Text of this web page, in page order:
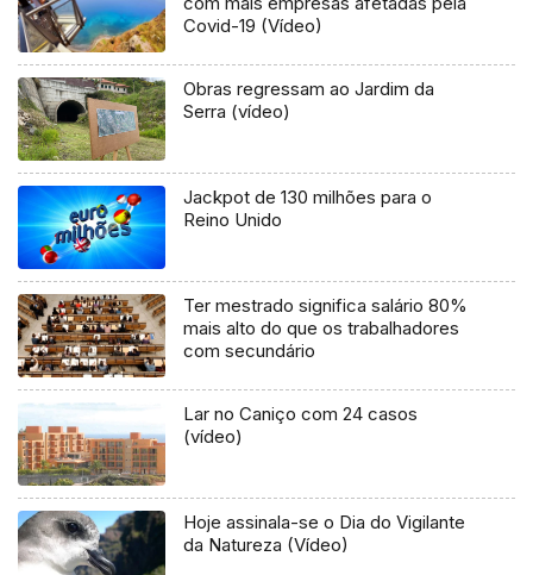
Covid-19 (Vídeo)
Obras regressam ao Jardim da
Serra (vídeo)
Jackpot de 130 milhões para o
Reino Unido
Ter mestrado significa salário 80%
mais alto do que os trabalhadores
com secundário
Lar no Caniço com 24 casos
(vídeo)
Hoje assinala-se o Dia do Vigilante
da Natureza (Vídeo)